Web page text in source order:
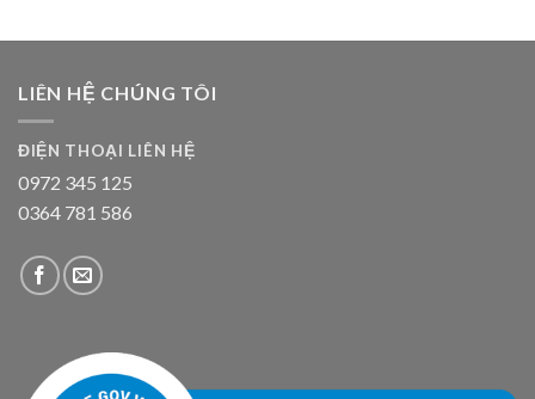
LIÊN HỆ CHÚNG TÔI
ĐIỆN THOẠI LIÊN HỆ
0972 345 125
0364 781 586